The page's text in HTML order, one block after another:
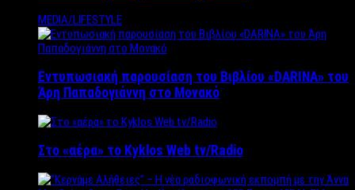
MEDIA/LIFESTYLE
Εντυπωσιακή παρουσίαση του Βιβλίου «DARINA» του
Άρη Παπαδογιάννη στο Μονακό
Στο «αέρα» το Kyklos Web tv/Radio